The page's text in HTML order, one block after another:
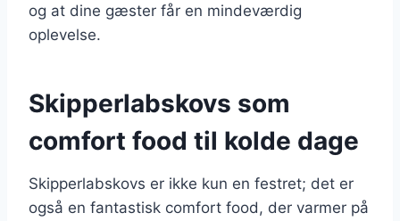
og at dine gæster får en mindeværdig
oplevelse.
Skipperlabskovs som
comfort food til kolde dage
Skipperlabskovs er ikke kun en festret; det er
også en fantastisk comfort food, der varmer på